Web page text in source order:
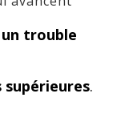
trouble
supérieures.